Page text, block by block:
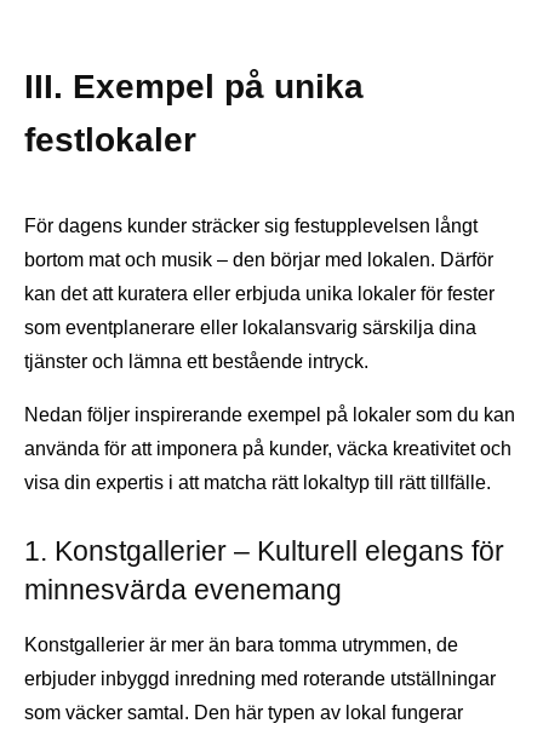
III. Exempel på unika
festlokaler
För dagens kunder sträcker sig festupplevelsen långt
bortom mat och musik – den börjar med lokalen. Därför
kan det att kuratera eller erbjuda unika lokaler för fester
som eventplanerare eller lokalansvarig särskilja dina
tjänster och lämna ett bestående intryck.
Nedan följer inspirerande exempel på lokaler som du kan
använda för att imponera på kunder, väcka kreativitet och
visa din expertis i att matcha rätt lokaltyp till rätt tillfälle.
1. Konstgallerier – Kulturell elegans för
minnesvärda evenemang
Konstgallerier är mer än bara tomma utrymmen, de
erbjuder inbyggd inredning med roterande utställningar
som väcker samtal. Den här typen av lokal fungerar